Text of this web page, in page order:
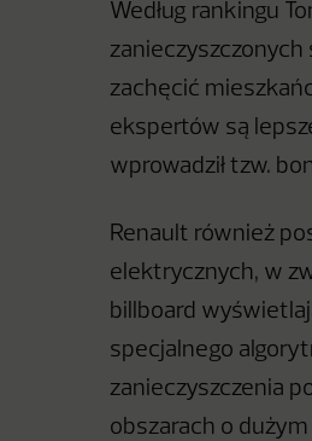
Według rankingu
zanieczyszczonych
zachęcić
ekspertów są
wprowadził tzw.
Renault również
elektrycznych, w
billboard
specjalnego
zanieczyszczenia
obszarach o